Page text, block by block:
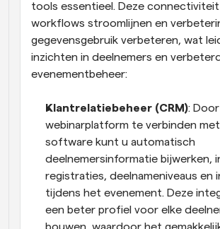
tools essentieel. Deze connectiviteit
workflows stroomlijnen en
gegevensgebruik verbeteren, wat
inzichten in deelnemers en verbeterd
evenementbeheer:
Klantrelatiebeheer (CRM):
webinarplatform te verbinden met
software kunt u automatisch
deelnemersinformatie bijwerken,
registraties, deelnameniveaus en
tijdens het evenement. Deze
een beter profiel voor elke